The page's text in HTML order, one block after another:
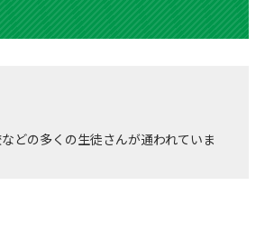
どの多くの生徒さんが通われていま